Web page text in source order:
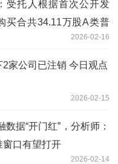
受托人根据首次公开发
买合共34.11万股A类普
2026-02-16
家公司已注销 今日观点
2026-02-15
据“开门红”，分析师：
窗口有望打开
2026-02-14